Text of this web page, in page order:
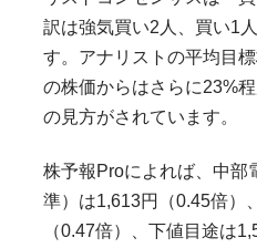
訳は強気買い2人、買い1
す。アナリストの平均目
の株価からはさらに23%
の見方がされています。
株予報Proによれば、中部
準）は1,613円（0.45倍）
（0.47倍）、下値目途は